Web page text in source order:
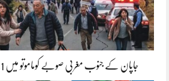
جاپان کے جنوب مغربی صوبے کوماموتو میں 7.1 شدت کا شدید زلزلہ